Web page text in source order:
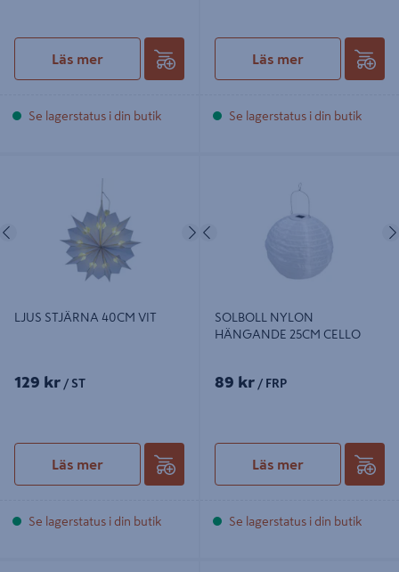
Läs mer
Se lagerstatus i din butik
Läs mer
Se lagerstatus i din butik
Föregående Nästa
LJUS STJÄRNA 40CM VIT
129 kr / ST
Läs mer
Se lagerstatus i din butik
Föregående
SOLBOLL NYLON
HÄNGANDE 25CM CELLO
89 kr / FRP
Läs mer
Se lagerstatus i din butik